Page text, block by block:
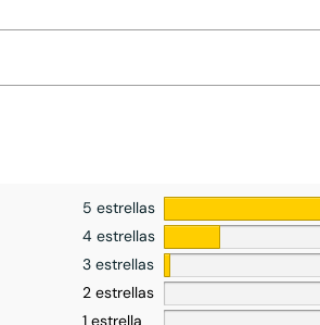
5 estrellas
4 estrellas
3 estrellas
2 estrellas
1 estrella